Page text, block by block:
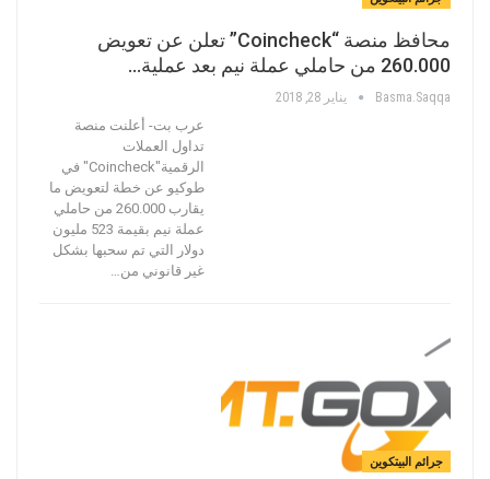
محافظ منصة “Coincheck” تعلن عن تعويض
260.000 من حاملي عملة نيم بعد عملية…
Basma.saqqa يناير 28, 2018
عرب بت- أعلنت منصة
تداول العملات
الرقمية"Coincheck" في
طوكيو عن خطة لتعويض ما
يقارب 260.000 من حاملي
عملة نيم بقيمة 523 مليون
دولار التي تم سحبها بشكل
غير قانوني من…
جرائم البيتكوين